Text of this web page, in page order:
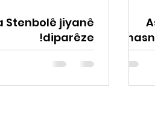
Stenbolê jiyanê
diparêze!